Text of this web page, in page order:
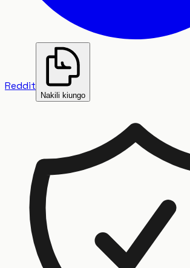
Reddit
Nakili kiungo